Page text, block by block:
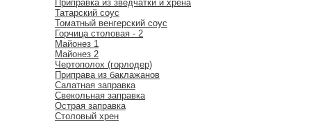
Приправка из зведчатки и хрена
Татарский соус
Томатный венгерский соус
Горчица столовая - 2
Майонез 1
Майонез 2
Чертополох (горлодер)
Приправа из баклажанов
Салатная заправка
Свекольная заправка
Острая заправка
Столовый хрен